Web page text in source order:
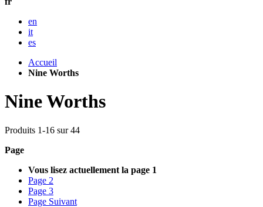
en
it
es
Accueil
Nine Worths
Nine Worths
Produits 1-16 sur44
Page
Vous lisez actuellement la page 1
Page 2
Page 3
Page Suivant